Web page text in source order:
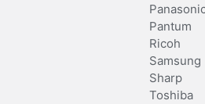
Pantum
Ricoh
Samsung
Sharp
Toshiba